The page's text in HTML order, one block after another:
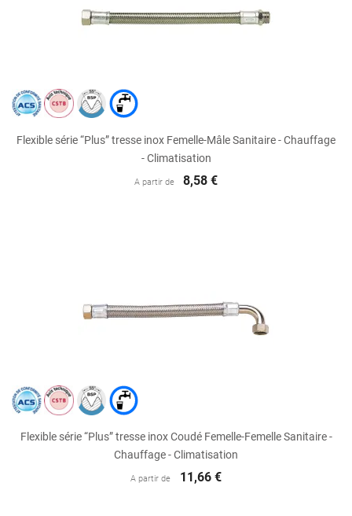
Flexible série “Plus” tresse inox Femelle-Mâle Sanitaire - Chauffage
- Climatisation
A partir de 8,58 €
Flexible série “Plus” tresse inox Coudé Femelle-Femelle Sanitaire -
Chauffage - Climatisation
A partir de 11,66 €